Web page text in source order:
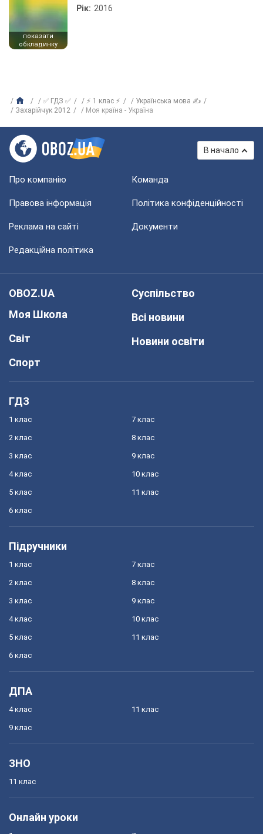
показати
обкладинку
Рік: 2016
✅ ГДЗ ✅ ⚡ 1 клас ⚡
Українська мова ✍
Захарійчук 2012
Моя країна - Україна
В начало
Про компанію Команда
Правова інформація Політика конфіденційності
Реклама на сайті Документи
Редакційна політика
OBOZ.UA
Моя Школа
Світ
Спорт
Суспільство
Всі новини
Новини освіти
ГДЗ
1 клас
2 клас
3 клас
4 клас
5 клас
6 клас
7 клас
8 клас
9 клас
10 клас
11 клас
Підручники
1 клас
2 клас
3 клас
4 клас
5 клас
6 клас
7 клас
8 клас
9 клас
10 клас
11 клас
ДПА
4 клас
9 клас
11 клас
ЗНО
11 клас
Онлайн уроки